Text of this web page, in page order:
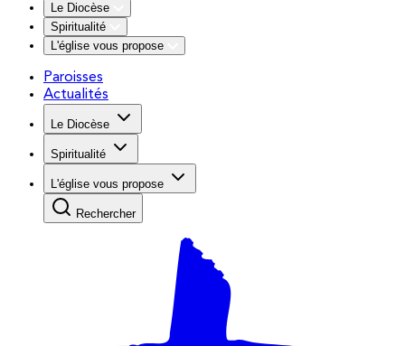
Le Diocèse
Spiritualité
L'église vous propose
Paroisses
Actualités
Le Diocèse
Spiritualité
L'église vous propose
Rechercher